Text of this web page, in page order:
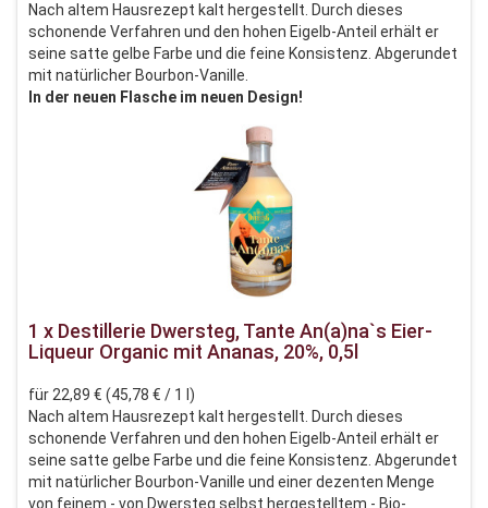
Nach altem Hausrezept kalt hergestellt. Durch dieses
schonende Verfahren und den hohen Eigelb-Anteil erhält er
seine satte gelbe Farbe und die feine Konsistenz. Abgerundet
mit natürlicher Bourbon-Vanille.
In der neuen Flasche im neuen Design!
1 x Destillerie Dwersteg, Tante An(a)na`s Eier-
Liqueur Organic mit Ananas, 20%, 0,5l
für 22,89 € (45,78 € / 1 l)
Nach altem Hausrezept kalt hergestellt. Durch dieses
schonende Verfahren und den hohen Eigelb-Anteil erhält er
seine satte gelbe Farbe und die feine Konsistenz. Abgerundet
mit natürlicher Bourbon-Vanille und einer dezenten Menge
von feinem - von Dwersteg selbst hergestelltem - Bio-